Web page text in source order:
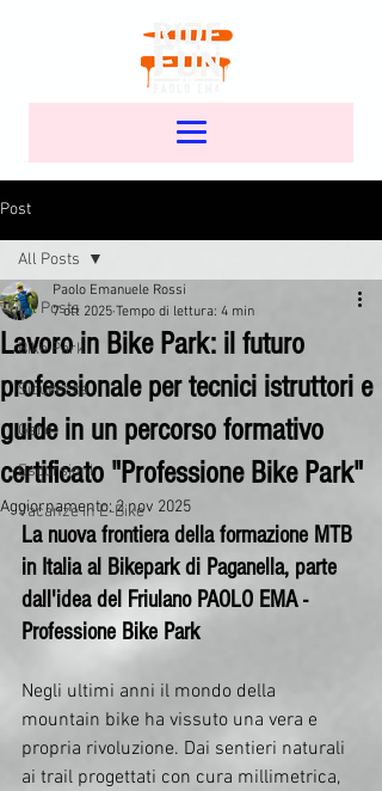
Post
All Posts
Bike Park
Sicurezza
Gare
Escursioni
Vacanze in E-Bike
All Posts
Lavoro in Bike Park: il futuro
professionale per tecnici istruttori e
guide in un percorso formativo
certificato "Professione Bike Park"
Paolo Emanuele Rossi
7 ott 2025 Tempo di lettura: 4 min
Aggiornamento:2 nov 2025
La nuova frontiera della formazione MTB
in Italia al Bikepark di Paganella, parte
dall'idea del Friulano PAOLO EMA -
Professione Bike Park
Negli ultimi anni il mondo della
mountain bike ha vissuto una vera e
propria rivoluzione. Dai sentieri naturali
ai trail progettati con cura millimetrica,